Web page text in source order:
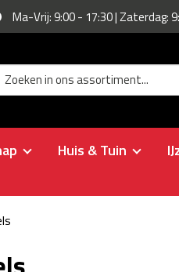
Ma-Vrij: 9:00 - 17:30 | Zaterdag:
Huis & Tuin